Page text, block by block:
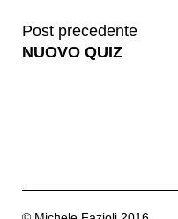
Post precedente
NUOVO QUIZ